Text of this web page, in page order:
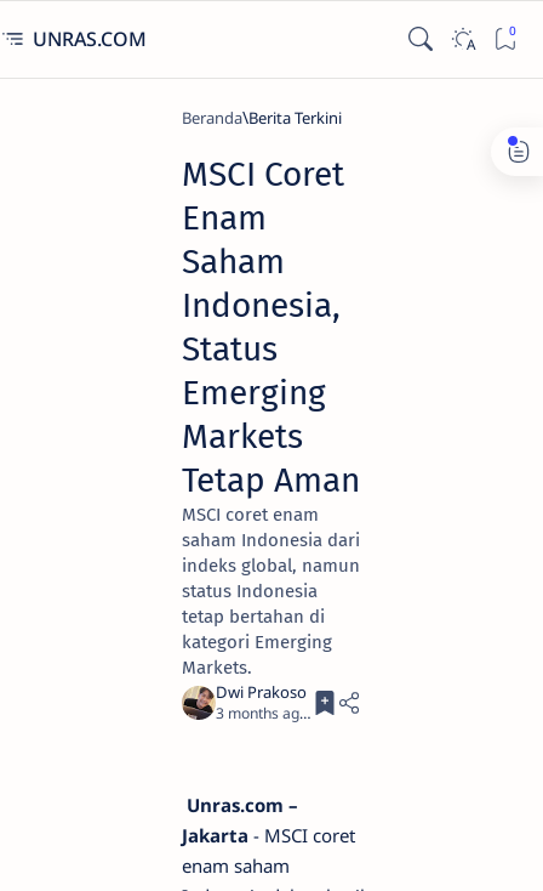
UNRAS.COM
Beranda Berita Terkini
MSCI Coret
Enam
Saham
Indonesia,
Status
Emerging
Markets
Tetap Aman
MSCI coret enam
saham Indonesia dari
indeks global, namun
status Indonesia
tetap bertahan di
kategori Emerging
Markets.
3 months ago 3
Unras.com –
Jakarta - MSCI coret
enam saham